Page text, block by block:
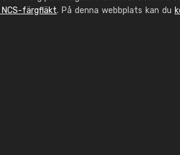
färgfläkt. På denna webbplats kan du